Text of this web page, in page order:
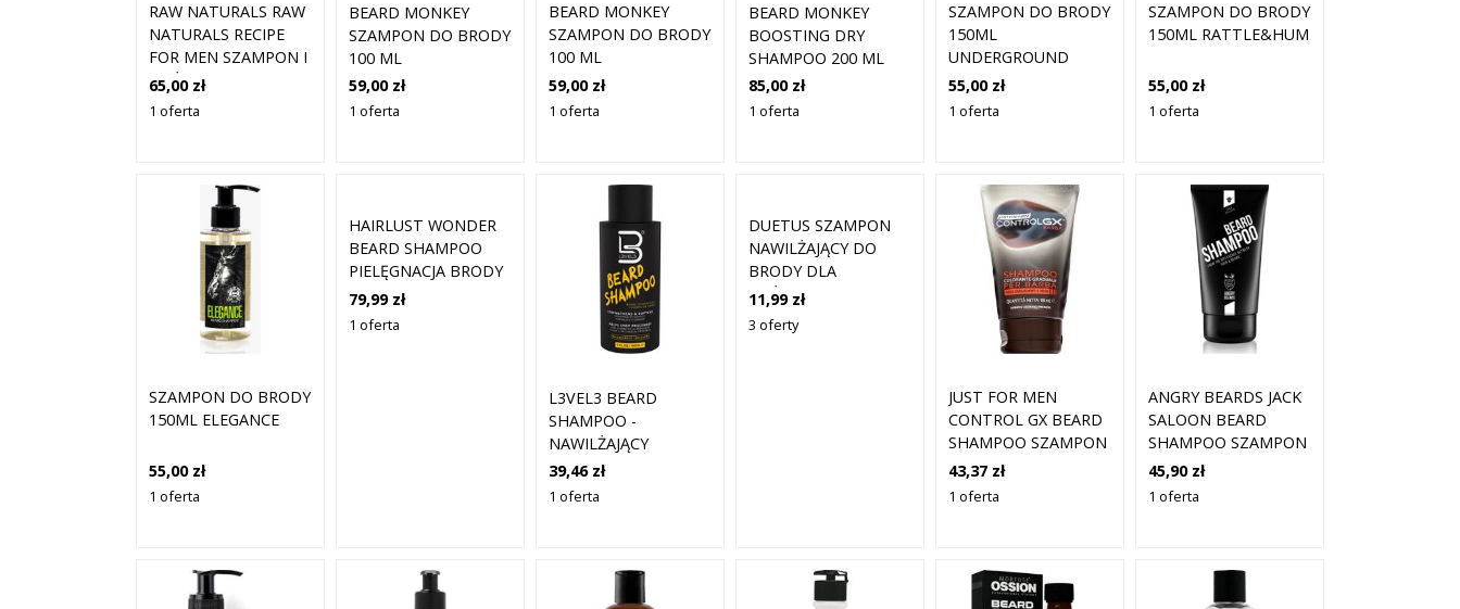
RAW NATURALS RAW
NATURALS RECIPE
FOR MEN SZAMPON I
ODŻYWKA DO BRODY
25
65,00 zł
1 oferta
BEARD MONKEY
SZAMPON DO BRODY
100 ML
59,00 zł
1 oferta
BEARD MONKEY
SZAMPON DO BRODY
100 ML
59,00 zł
1 oferta
BEARD MONKEY
BOOSTING DRY
SHAMPOO 200 ML
85,00 zł
1 oferta
SZAMPON DO BRODY
150ML
UNDERGROUND
55,00 zł
1 oferta
SZAMPON DO BRODY
150ML RATTLE&HUM
55,00 zł
1 oferta
SZAMPON DO BRODY
150ML ELEGANCE
55,00 zł
1 oferta
HAIRLUST WONDER
BEARD SHAMPOO
PIELĘGNACJA BRODY
100 ML MĘSKIE
79,99 zł
1 oferta
L3VEL3 BEARD
SHAMPOO -
NAWILŻAJĄCY
SZAMPON DO BRODY
Z EKSTRAKTEM Z
39,46 zł
1 oferta
DUETUS SZAMPON
NAWILŻAJĄCY DO
BRODY DLA
MĘŻCZYZN 145ML
11,99 zł
3 oferty
JUST FOR MEN
CONTROL GX BEARD
SHAMPOO SZAMPON
KOLORYZUJĄCY DO
BRODY 118 ML
43,37 zł
1 oferta
ANGRY BEARDS JACK
SALOON BEARD
SHAMPOO SZAMPON
DO BRODY DLA
MĘŻCZYZN 150 ML
45,90 zł
1 oferta